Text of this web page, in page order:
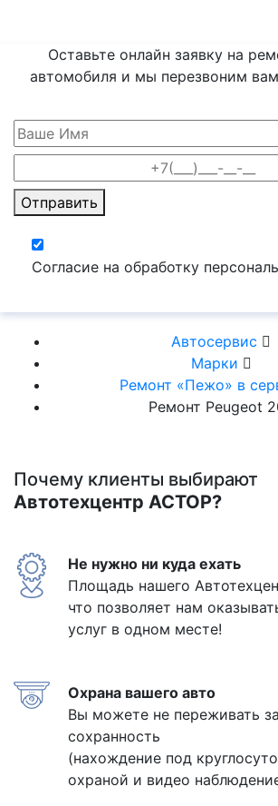
Оставьте онлайн заявку на
автомобиля и мы перезвоним вам
Отправить
Согласие на обработку
Автосервис
Марки
Ремонт «Пежо» в
Ремонт Peugeot
Почему клиенты выбирают
Автотехцентр АСТОР?
Не нужно ни куда ехать
Площадь нашего
что позволяет нам
услуг в одном месте!
Охрана вашего авто
Вы можете не переживать за
сохранность
(нахождение под
охраной и видео